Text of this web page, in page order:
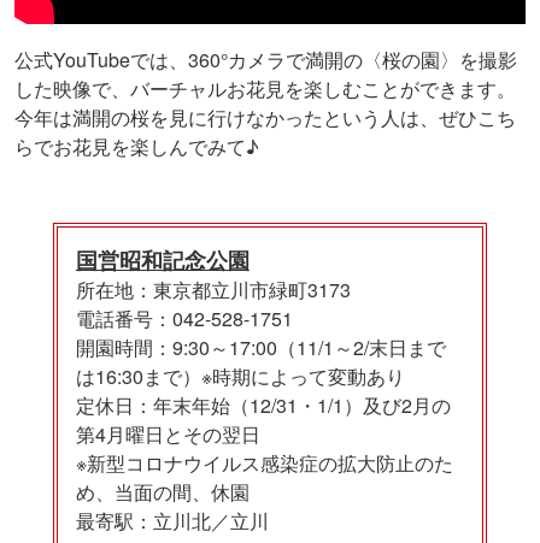
公式YouTubeでは、360°カメラで満開の〈桜の園〉を撮影
した映像で、バーチャルお花見を楽しむことができます。
今年は満開の桜を見に行けなかったという人は、ぜひこち
らでお花見を楽しんでみて♪
国営昭和記念公園
所在地：東京都立川市緑町3173
電話番号：042-528-1751
開園時間：9:30～17:00（11/1～2/末日まで
は16:30まで）※時期によって変動あり
定休日：年末年始（12/31・1/1）及び2月の
第4月曜日とその翌日
※新型コロナウイルス感染症の拡大防止のた
め、当面の間、休園
最寄駅：立川北／立川